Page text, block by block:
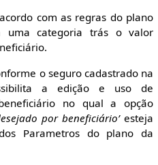
com as regras do plano
uma categoria trás o valor
o seguro cadastrado na
a edição e uso de
no qual a opção
por beneficiário’ esteja
Parametros do plano da